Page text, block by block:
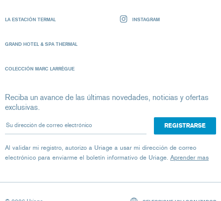
LA ESTACIÓN TERMAL
GRAND HOTEL & SPA THERMAL
COLECCIÓN MARC LARRÈGUE
INSTAGRAM
Reciba un avance de las últimas novedades, noticias y ofertas
exclusivas.
Su dirección de correo electrónico
Al validar mi registro, autorizo ​​a Uriage a usar mi dirección de correo
electrónico para enviarme el boletín informativo de Uriage. Aprender mas